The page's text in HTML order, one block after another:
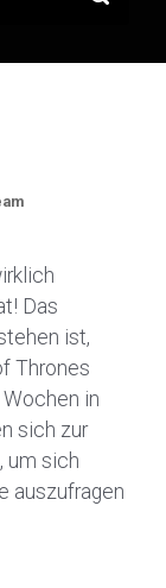
Das
ist,
Thrones
in
sich zur
um sich
auszufragen